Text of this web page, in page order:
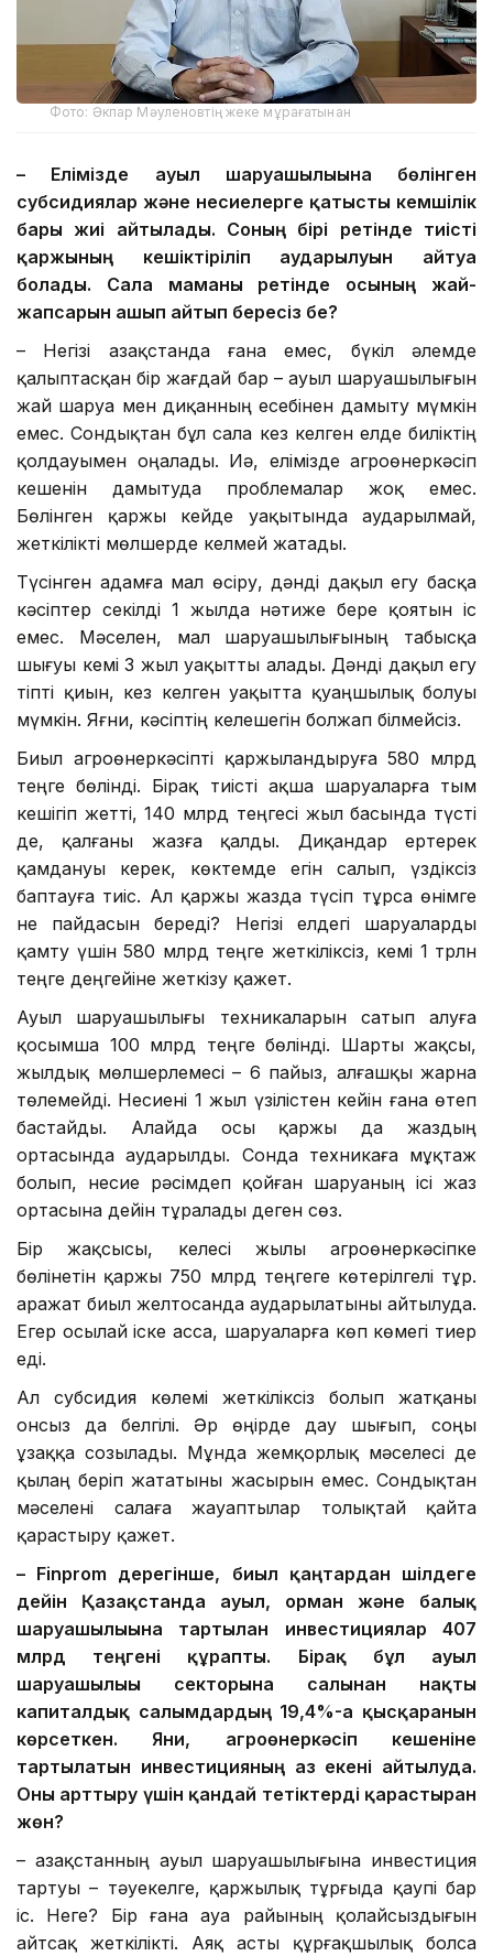
Фото: Әкпар Мәуленовтің жеке мұрағатынан
– Елімізде ауыл шаруашылығына бөлінген
субсидиялар және несиелерге қатысты кемшілік
бары жиі айтылады. Соның бірі ретінде тиісті
қаржының кешіктіріліп аударылуын айтуға
болады. Сала маманы ретінде осының жай-
жапсарын ашып айтып бересіз бе?
– Негізі Қазақстанда ғана емес, бүкіл әлемде
қалыптасқан бір жағдай бар – ауыл шаруашылығын
жай шаруа мен диқанның есебінен дамыту мүмкін
емес. Сондықтан бұл сала кез келген елде биліктің
қолдауымен оңалады. Иә, елімізде агроөнеркәсіп
кешенін дамытуда проблемалар жоқ емес.
Бөлінген қаржы кейде уақытында аударылмай,
жеткілікті мөлшерде келмей жатады.
Түсінген адамға мал өсіру, дәнді дақыл егу басқа
кәсіптер секілді 1 жылда нәтиже бере қоятын іс
емес. Мәселен, мал шаруашылығының табысқа
шығуы кемі 3 жыл уақытты алады. Дәнді дақыл егу
тіпті қиын, кез келген уақытта қуаңшылық болуы
мүмкін. Яғни, кәсіптің келешегін болжап білмейсіз.
Биыл агроөнеркәсіпті қаржыландыруға 580 млрд
теңге бөлінді. Бірақ тиісті ақша шаруаларға тым
кешігіп жетті, 140 млрд теңгесі жыл басында түсті
де, қалғаны жазға қалды. Диқандар ертерек
қамдануы керек, көктемде егін салып, үздіксіз
баптауға тиіс. Ал қаржы жазда түсіп тұрса өнімге
не пайдасын береді? Негізі елдегі шаруаларды
қамту үшін 580 млрд теңге жеткіліксіз, кемі 1 трлн
теңге деңгейіне жеткізу қажет.
Ауыл шаруашылығы техникаларын сатып алуға
қосымша 100 млрд теңге бөлінді. Шарты жақсы,
жылдық мөлшерлемесі – 6 пайыз, алғашқы жарна
төлемейді. Несиені 1 жыл үзілістен кейін ғана өтеп
бастайды. Алайда осы қаржы да жаздың
ортасында аударылды. Сонда техникаға мұқтаж
болып, несие рәсімдеп қойған шаруаның ісі жаз
ортасына дейін тұралады деген сөз.
Бір жақсысы, келесі жылы агроөнеркәсіпке
бөлінетін қаржы 750 млрд теңгеге көтерілгелі тұр.
Қаражат биыл желтосанда аударылатыны айтылуда.
Егер осылай іске асса, шаруаларға көп көмегі тиер
еді.
Ал субсидия көлемі жеткіліксіз болып жатқаны
онсыз да белгілі. Әр өңірде дау шығып, соңы
ұзаққа созылады. Мұнда жемқорлық мәселесі де
қылаң беріп жататыны жасырын емес. Сондықтан
мәселені салаға жауаптылар толықтай қайта
қарастыру қажет.
– Finprom дерегінше, биыл қаңтардан шілдеге
дейін Қазақстанда ауыл, орман және балық
шаруашылығына тартылған инвестициялар 407
млрд теңгені құрапты. Бірақ бұл ауыл
шаруашылығы секторына салынған нақты
капиталдық салымдардың 19,4%-ға қысқарғанын
көрсеткен. Яғни, агроөнеркәсіп кешеніне
тартылатын инвестицияның аз екені айтылуда.
Оны арттыру үшін қандай тетіктерді қарастырған
жөн?
– Қазақстанның ауыл шаруашылығына инвестиция
тартуы – тәуекелге, қаржылық тұрғыда қаупі бар
іс. Неге? Бір ғана ауа райының қолайсыздығын
айтсақ жеткілікті. Аяқ асты құрғақшылық болса